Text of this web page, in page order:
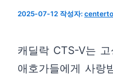
2025-07-12 작성자:
캐딜락 CTS-V는
애호가들에게 사랑